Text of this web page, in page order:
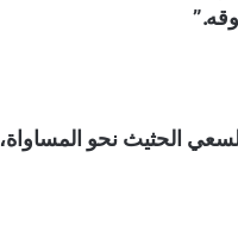
الحثيث نحو المساواة،